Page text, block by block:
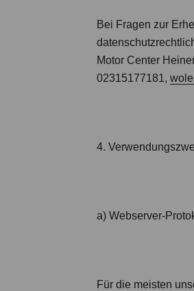
Bei Fragen zur
Motor Center
02315177181,
4.
a) Webserver-
Für die meisten